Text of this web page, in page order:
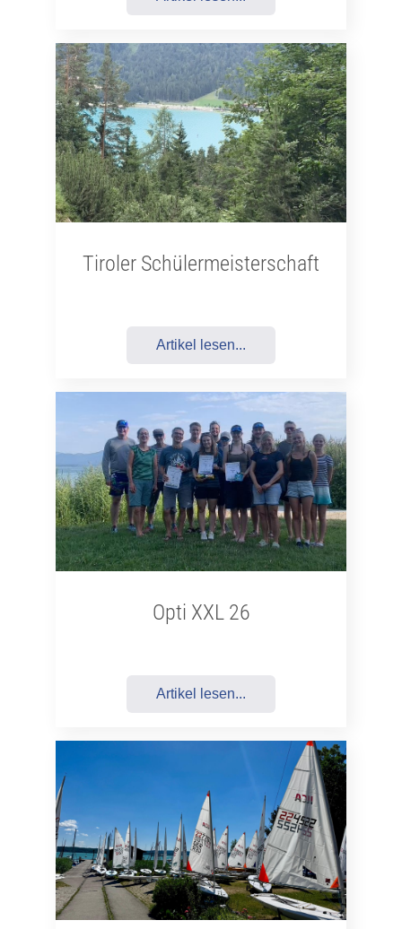
Tiroler Schülermeisterschaft
Artikel lesen...
Opti XXL 26
Artikel lesen...